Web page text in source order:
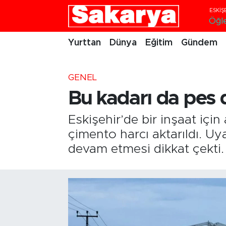
Yurttan Dünya Eğitim Gündem
GENEL
Bu kadarı da
Eskişehir’de bir inşaat için
çimento harcı aktarıldı.
devam etmesi dikkat çekti.
Eskişehirspor
Kültür Sanat
Eskişehir Nöbetçi Eczaneler
Eskişehir Namaz Vakitleri
Eskişehir Trafik Yoğunluk Haritası
Süper Lig Puan Durumu ve Fikstür
Haber Arşivi